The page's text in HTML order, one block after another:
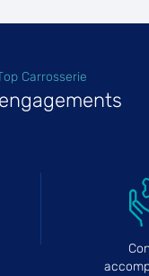
Carrosserie